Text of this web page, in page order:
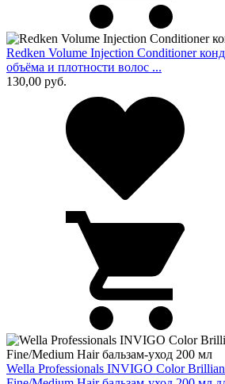
Redken Volume Injection Conditioner
объёма и плотности волос ...
130,00 руб.
Wella Professionals INVIGO Color